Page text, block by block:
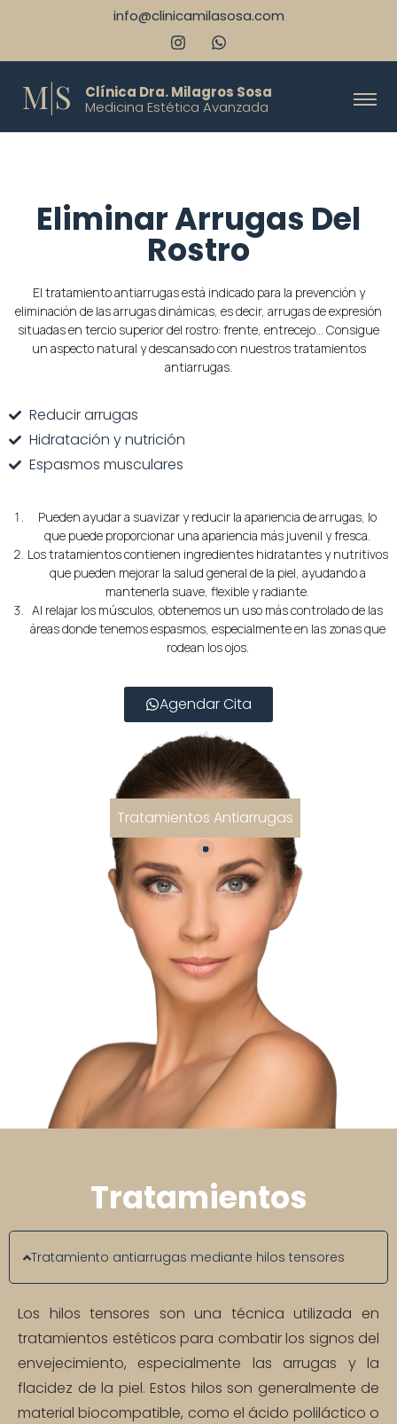
info@clinicamilasosa.com
M|S
Clínica Dra. Milagros Sosa
Medicina Estética Avanzada
Tratamientos Antiarrugas
Eliminar Arrugas Del
Rostro
El tratamiento antiarrugas está indicado para la prevención y
eliminación de las arrugas dinámicas, es decir, arrugas de expresión
situadas en tercio superior del rostro: frente, entrecejo… Consigue
un aspecto natural y descansado con nuestros tratamientos
antiarrugas.
Reducir arrugas
Hidratación y nutrición
Espasmos musculares
Pueden ayudar a suavizar y reducir la apariencia de arrugas, lo
que puede proporcionar una apariencia más juvenil y fresca.
Los tratamientos contienen ingredientes hidratantes y nutritivos
que pueden mejorar la salud general de la piel, ayudando a
mantenerla suave, flexible y radiante.
Al relajar los músculos, obtenemos un uso más controlado de las
áreas donde tenemos espasmos, especialmente en las zonas que
rodean los ojos.
Agendar Cita
Tratamientos
Tratamiento antiarrugas mediante hilos tensores
Los hilos tensores son una técnica utilizada en
tratamientos estéticos para combatir los signos del
envejecimiento, especialmente las arrugas y la
flacidez de la piel. Estos hilos son generalmente de
material biocompatible, como el ácido poliláctico o